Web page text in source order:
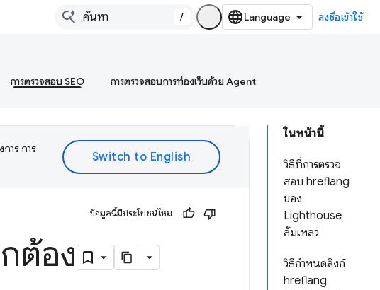
/ ลงชื่อเข้าใช้
การตรวจสอบ SEO การตรวจสอบการท่องเว็บด้วย Agent
ในหน้านี้
วิธีที่การตรวจ
สอบ hreflang
ของ
Lighthouse
ล้มเหลว
วิธีกำหนดลิงก์
hreflang
าร การ
ข้อมูลนี้มีประโยชน์ไหม
ต้อง